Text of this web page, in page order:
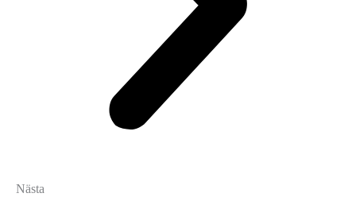
Nästa